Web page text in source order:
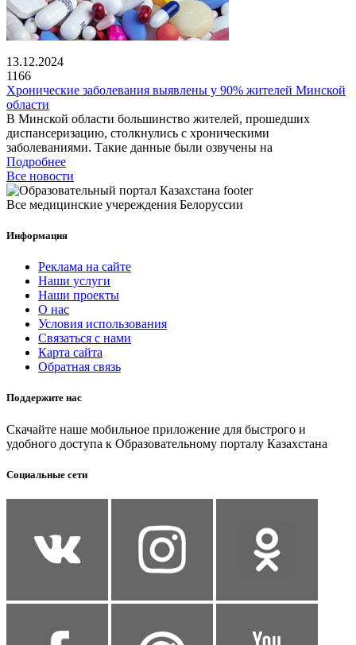
13.12.2024
1166
Хронические заболевания выявлены у 90% жителей Минской
области
В Минской области большинство жителей, прошедших
диспансеризацию, столкнулись с хроническими
заболеваниями. Такие данные были озвучены на
Подробнее
Все новости
Все медицинские учереждения Белоруссии
Информация
Реклама на сайте
Наши услуги
Наши проекты
О нас
Условия использования
Связаться с нами
Карта сайта
Обратная связь
Поддержите нас
Скачайте наше мобильное приложение для быстрого и
удобного доступа к Образовательному порталу Казахстана
Социальные сети